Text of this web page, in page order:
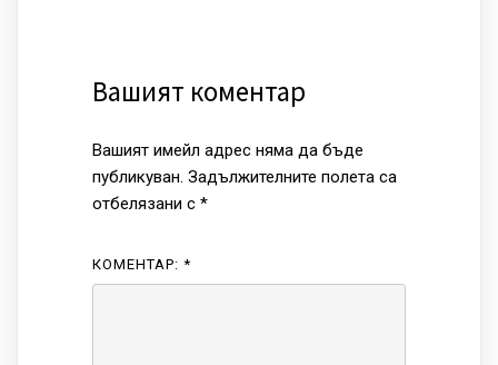
Вашият коментар
Вашият имейл адрес няма да бъде
публикуван. Задължителните полета са
отбелязани с *
КОМЕНТАР: *